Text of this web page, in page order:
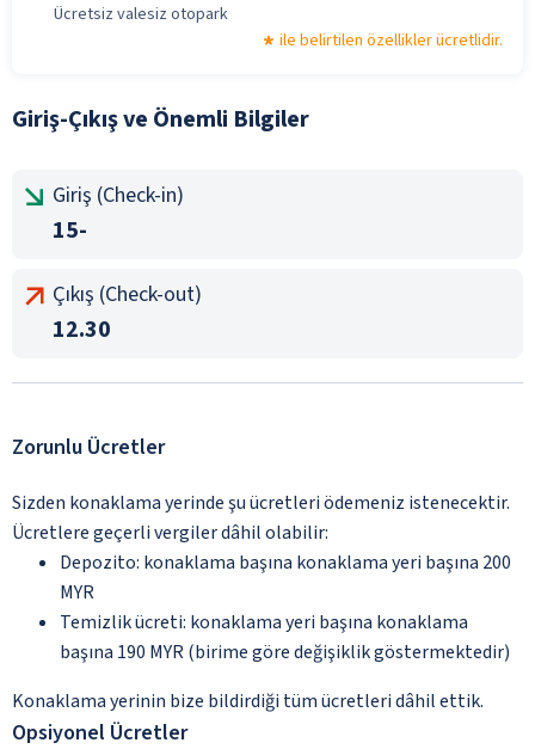
Ücretsiz valesiz otopark
ile belirtilen özellikler ücretlidir.
Giriş-Çıkış ve Önemli Bilgiler
Giriş (Check-in)
15-
Çıkış (Check-out)
12.30
Zorunlu Ücretler
Sizden konaklama yerinde şu ücretleri ödemeniz istenecektir.
Ücretlere geçerli vergiler dâhil olabilir:
Depozito: konaklama başına konaklama yeri başına 200
MYR
Temizlik ücreti: konaklama yeri başına konaklama
başına 190 MYR (birime göre değişiklik göstermektedir)
Konaklama yerinin bize bildirdiği tüm ücretleri dâhil ettik.
Opsiyonel Ücretler